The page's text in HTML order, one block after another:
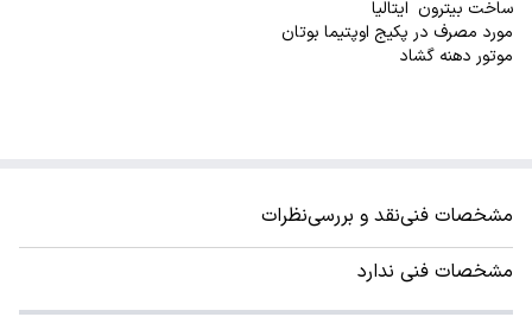
ساخت بیترون ایتالیا
مورد مصرف در پکیج اوپتیما بوتان
موتور دهنه گشاد
مشخصات فنینقد و بررسینظرات
مشخصات فنی ندارد